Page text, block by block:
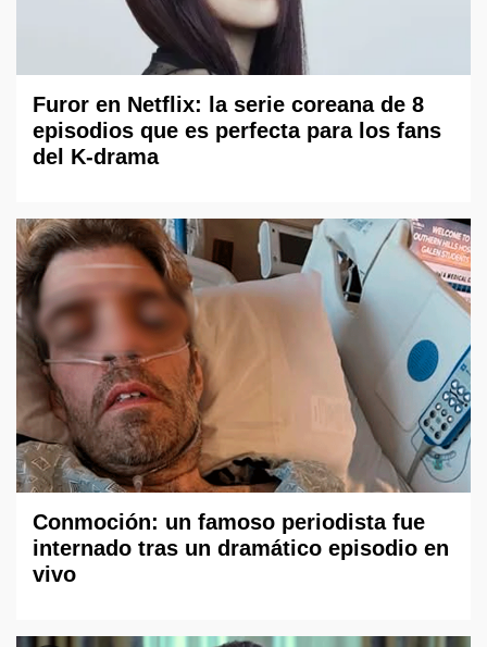
Furor en Netflix: la serie coreana de 8
episodios que es perfecta para los fans
del K-drama
Conmoción: un famoso periodista fue
internado tras un dramático episodio en
vivo